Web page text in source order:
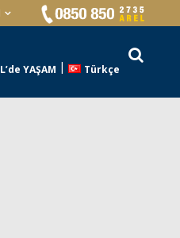
YAŞAM Türkçe